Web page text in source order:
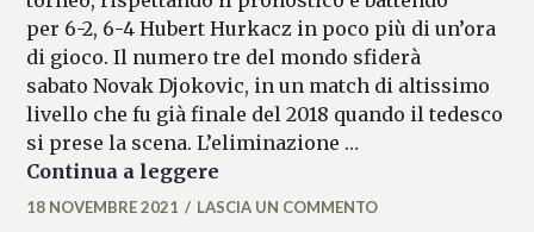
per 6-2, 6-4 Hubert Hurkacz in poco più di un’ora
di gioco. Il numero tre del mondo sfiderà
sabato Novak Djokovic, in un match di altissimo
livello che fu già finale del 2018 quando il tedesco
si prese la scena. L’eliminazione …
Continua a leggere
MICAELA
18 NOVEMBRE 2021 LASCIA UN COMMENTO